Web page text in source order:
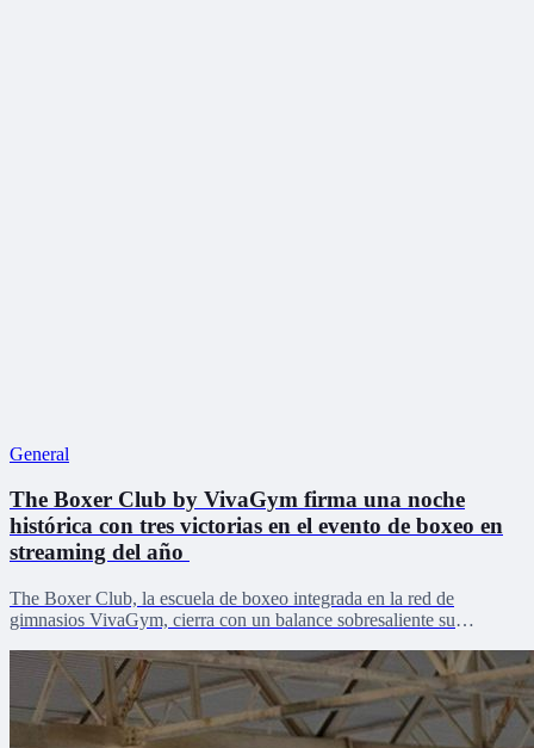
General
The Boxer Club by VivaGym firma una noche
histórica con tres victorias en el evento de boxeo en
streaming del año
The Boxer Club, la escuela de boxeo integrada en la red de
gimnasios VivaGym, cierra con un balance sobresaliente su